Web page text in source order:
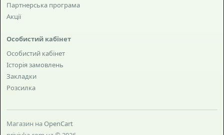
Партнерська програма
Акції
Особистий кабінет
Особистий кабінет
Історія замовлень
Закладки
Розсилка
Магазин на OpenCart